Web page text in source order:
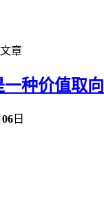
章
种价值取向
06 日